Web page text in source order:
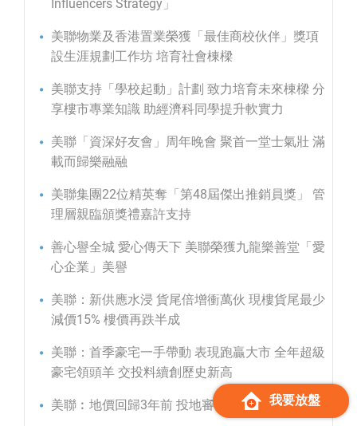
Influencers Strategy」
美聯物業及香港置業榮獲「最佳商校伙伴」獎項
設生涯規劃工作坊 培育社會棟樑
美聯支持「學校起動」計劃 致力培育未來棟樑 分
享樓市專業知識 助經濟科同學提升軟實力
美聯「資深好友會」周年晚會 聚首一堂士氣壯 滿
載而歸樂融融
美聯集團22位精英奪「第48屆傑出推銷員獎」 管
理層親臨頒獎禮嘉許支持
善心譽全城 愛心傳天下 美聯榮獲九龍樂善堂「愛
心企業」美譽
美聯：新供應水浸 貨尾倍增衝萬伙 現樓貨尾最少
減價15% 樓價再跌半成
美聯：首季豪宅一手帶動 表現跑贏大市 全年超級
豪宅領頭羊 交投料續創歷史新高
美聯︰地價回歸3年前 投地審慎 跌勢難逃我要放盤